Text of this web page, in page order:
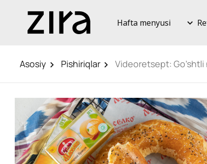
Hafta menyusi
Asosiy Pishiriqlar Videoretsept: Go’shtli